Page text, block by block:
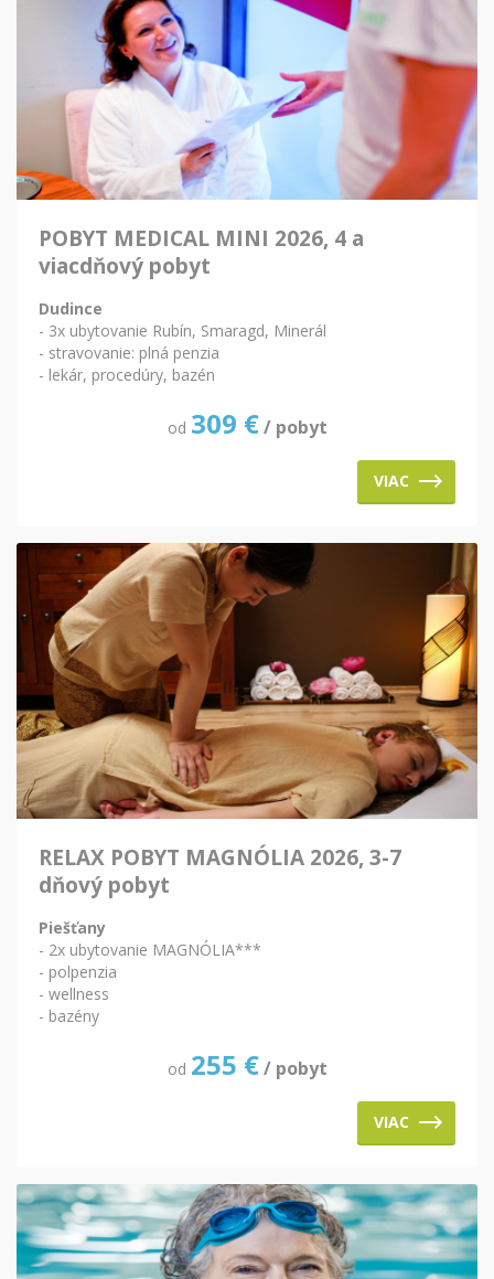
POBYT MEDICAL MINI 2026, 4 a
viacdňový pobyt
Dudince
- 3x ubytovanie Rubín, Smaragd, Minerál
- stravovanie: plná penzia
- lekár, procedúry, bazén
od 309 € / pobyt
VIAC
RELAX POBYT MAGNÓLIA 2026, 3-7
dňový pobyt
Piešťany
- 2x ubytovanie MAGNÓLIA***
- polpenzia
- wellness
- bazény
od 255 € / pobyt
VIAC